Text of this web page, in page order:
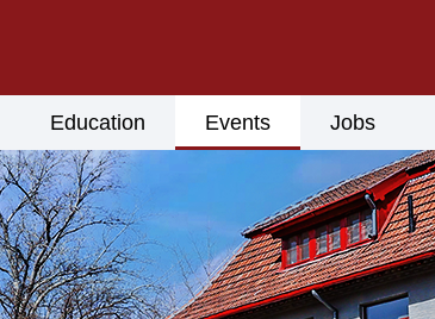
Education Events Jobs